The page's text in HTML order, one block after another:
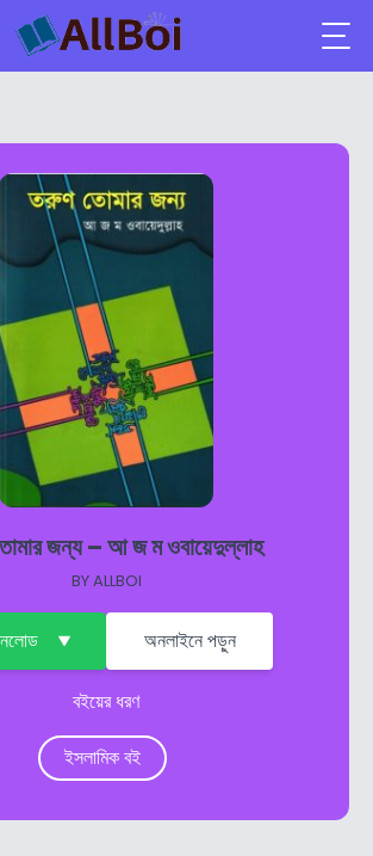
জন্য – আ জ ম ওবায়েদুল্লাহ
BYALLBOI
অনলাইনে পড়ুন
বইয়ের ধরণ
ইসলামিক বই